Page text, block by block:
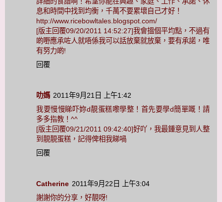
息和時間中找到均衡，千萬不要累壞自己才好！
http://www.ricebowltales.blogspot.com/
[版主回覆09/20/2011 14:52:27]我會搵個平均點，不過有
啲嘢應承咗人就唔係我可以話放棄就放棄，要有承諾，唯
有努力啲!
回覆
叻媽 2011年9月21日 上午1:42
我要慢慢睇吓妳d靚蛋糕嚟學整！首先要學d簡單嘅！請
多多指教！^^
[版主回覆09/21/2011 09:42:40]好吖，我最鍾意見到人整
到靚靚蛋糕，記得俾相我睇喎
回覆
Catherine 2011年9月22日 上午3:04
謝謝你的分享，好靚呀!